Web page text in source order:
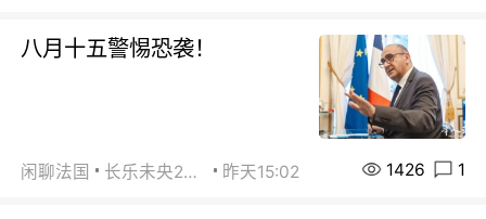
八月十五警惕恐袭！
闲聊法国 长乐未央2015 昨天15:02 1426 1